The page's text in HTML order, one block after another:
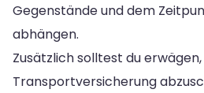
Gegenstände und dem
abhängen.
Zusätzlich solltest du
Transportversicherung